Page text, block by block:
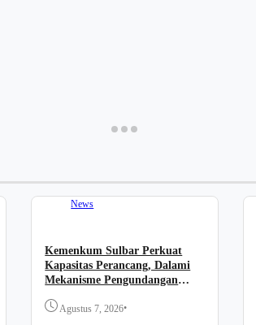
News
Kemenkum Sulbar Perkuat
Kapasitas Perancang, Dalami
Mekanisme Pengundangan
Agustus 7, 2026•